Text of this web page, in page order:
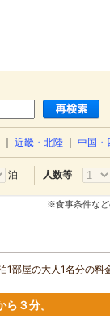
近畿・北陸 中国・
泊 人数等
※食事条件など
1部屋の大人1名分の料
３分。